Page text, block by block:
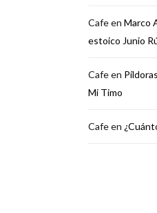
CafeenMarco
estoico Junio
Cafeen
Mi Timo
Cafeen